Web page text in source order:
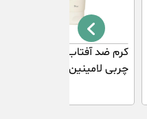
چربی لامینین 50 میلی لیتر